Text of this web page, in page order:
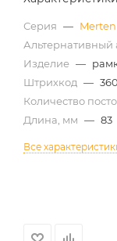
Серия —
Альтернативный
Изделие —
Штрихкод —
Количество
Длина, мм — 83
Все